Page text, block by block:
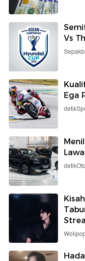
Vs
Ega
detikOto